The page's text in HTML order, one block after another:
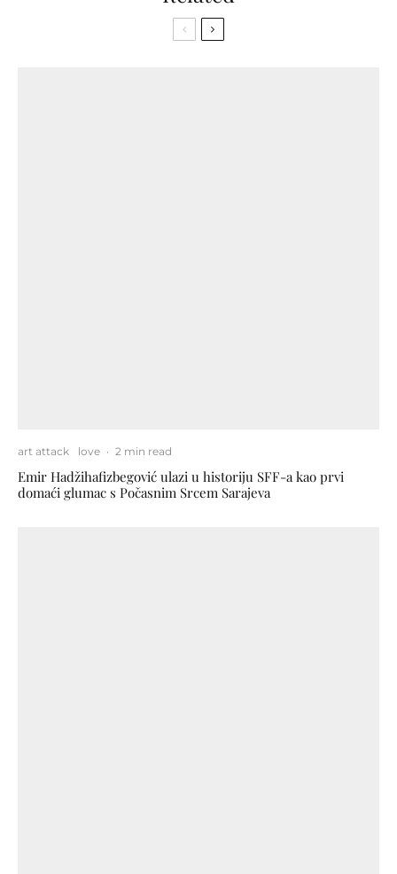
art attack love · 2 min read
Emir Hadžihafizbegović ulazi u historiju SFF-a kao prvi
domaći glumac s Počasnim Srcem Sarajeva